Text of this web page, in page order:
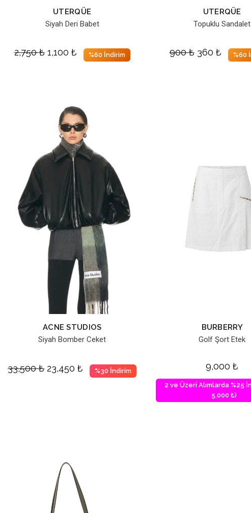
UTERQÜE
Siyah Deri Babet
2,750₺ 1,100 ₺ %60 İndirim
UTERQÜE
Topuklu Sandalet
900₺ 360 ₺ %60
ACNE STUDIOS
Siyah Bomber Ceket
33,500₺ 23,450₺ %30 İndirim
BURBERRY
Golf Şort Etek
9,000₺
2 ve Üzeri Alımlarda %25
5,000 ₺)